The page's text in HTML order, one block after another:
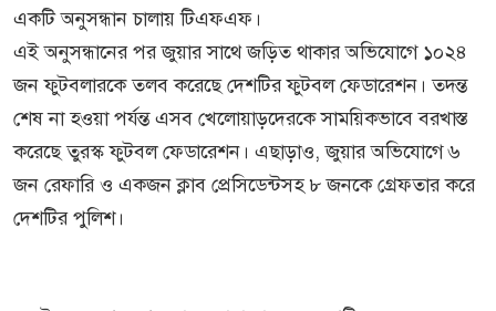
একটি অনুসন্ধান চালায় টিএফএফ।
এই অনুসন্ধানের পর জুয়ার সাথে জড়িত থাকার অভিযোগে ১০২৪
জন ফুটবলারকে তলব করেছে দেশটির ফুটবল ফেডারেশন। তদন্ত
শেষ না হওয়া পর্যন্ত এসব খেলোয়াড়দেরকে সাময়িকভাবে বরখাস্ত
করেছে তুরস্ক ফুটবল ফেডারেশন। এছাড়াও, জুয়ার অভিযোগে ৬
জন রেফারি ও একজন ক্লাব প্রেসিডেন্টসহ ৮ জনকে গ্রেফতার করে
দেশটির পুলিশ।